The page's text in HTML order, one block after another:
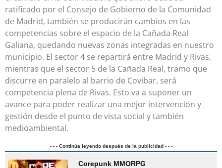
ratificado por el Consejo de Gobierno de la Comunidad
de Madrid, también se producirán cambios en las
competencias sobre el espacio de la Cañada Real
Galiana, quedando nuevas zonas integradas en nuestro
municipio. El sector 4 se repartirá entre Madrid y Rivas,
mientras que el sector 5 de la Cañada Real, tramo que
discurre en paralelo al barrio de Covibar, será
competencia plena de Rivas. Esto va a suponer un
avance para poder realizar una mejor intervención y
gestión desde el punto de vista social y también
medioambiental.
- - - Continúa leyendo después de la publicidad - - -
Corepunk MMORPG